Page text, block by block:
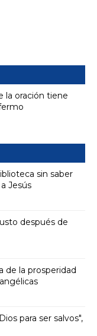
la oración tiene
sin saber
Jesús
después de
de la prosperidad
para ser salvos",